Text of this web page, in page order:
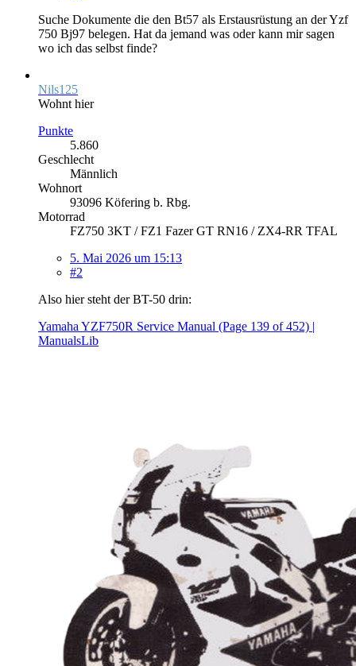
Suche Dokumente die den Bt57 als Erstausrüstung an der Yzf
750 Bj97 belegen. Hat da jemand was oder kann mir sagen
wo ich das selbst finde?
Nils125
Wohnt hier
Punkte
5.860
Geschlecht
Männlich
Wohnort
93096 Köfering b. Rbg.
Motorrad
FZ750 3KT / FZ1 Fazer GT RN16 / ZX4-RR TFAL
5. Mai 2026 um 15:13
#2
Also hier steht der BT-50 drin:
Yamaha YZF750R Service Manual (Page 139 of 452) |
ManualsLib